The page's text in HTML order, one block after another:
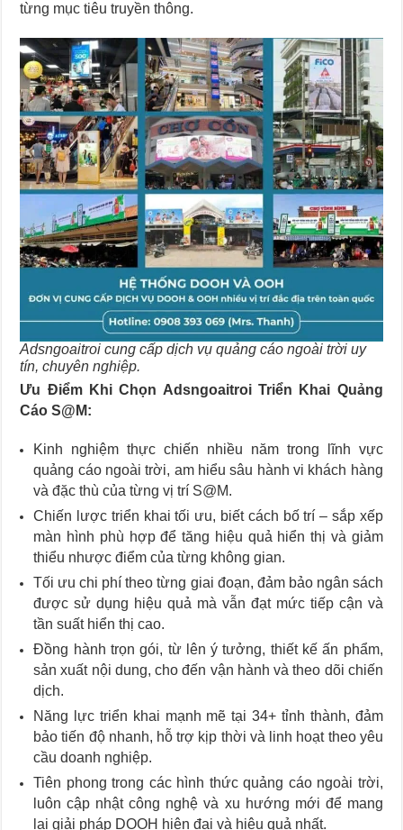
từng mục tiêu truyền thông.
Adsngoaitroi cung cấp dịch vụ quảng cáo ngoài trời uy
tín, chuyên nghiệp.
Ưu Điểm Khi Chọn Adsngoaitroi Triển Khai Quảng
Cáo S@M:
Kinh nghiệm thực chiến nhiều năm trong lĩnh vực
quảng cáo ngoài trời, am hiểu sâu hành vi khách hàng
và đặc thù của từng vị trí S@M.
Chiến lược triển khai tối ưu, biết cách bố trí – sắp xếp
màn hình phù hợp để tăng hiệu quả hiển thị và giảm
thiểu nhược điểm của từng không gian.
Tối ưu chi phí theo từng giai đoạn, đảm bảo ngân sách
được sử dụng hiệu quả mà vẫn đạt mức tiếp cận và
tần suất hiển thị cao.
Đồng hành trọn gói, từ lên ý tưởng, thiết kế ấn phẩm,
sản xuất nội dung, cho đến vận hành và theo dõi chiến
dịch.
Năng lực triển khai mạnh mẽ tại 34+ tỉnh thành, đảm
bảo tiến độ nhanh, hỗ trợ kịp thời và linh hoạt theo yêu
cầu doanh nghiệp.
Tiên phong trong các hình thức quảng cáo ngoài trời,
luôn cập nhật công nghệ và xu hướng mới để mang
lại giải pháp DOOH hiện đại và hiệu quả nhất.